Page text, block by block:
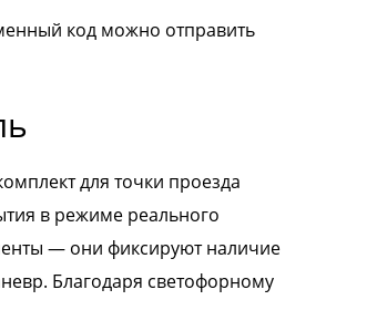
код можно отправить
для точки проезда
в режиме реального
— они фиксируют наличие
Благодаря светофорному